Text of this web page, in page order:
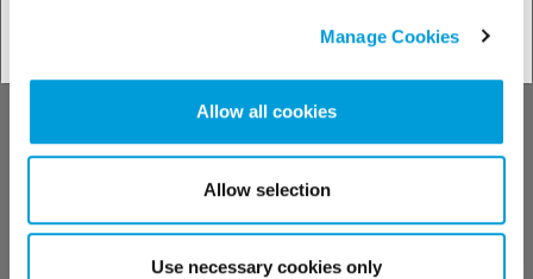
Manage Cookies
Allow all cookies
Allow selection
Use necessary cookies only
Ontdek onze
oplossingen per
industrie
Bekijk onze oplossingen